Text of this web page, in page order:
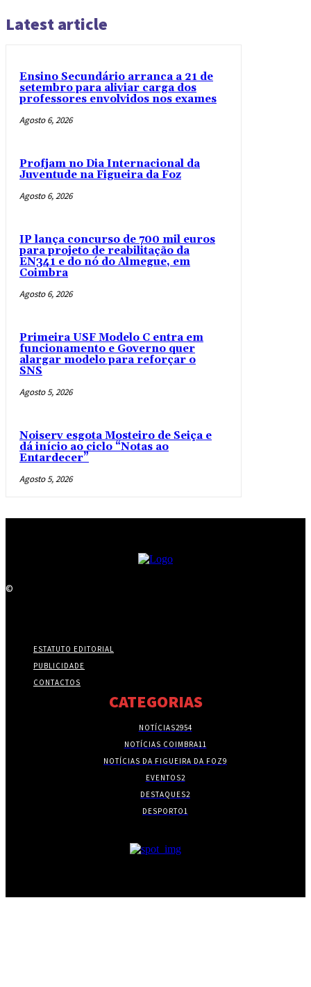
Latest article
Ensino Secundário arranca a 21 de
setembro para aliviar carga dos
professores envolvidos nos exames
Agosto 6, 2026
Profjam no Dia Internacional da
Juventude na Figueira da Foz
Agosto 6, 2026
IP lança concurso de 700 mil euros
para projeto de reabilitação da
EN341 e do nó do Almegue, em
Coimbra
Agosto 6, 2026
Primeira USF Modelo C entra em
funcionamento e Governo quer
alargar modelo para reforçar o
SNS
Agosto 5, 2026
Noiserv esgota Mosteiro de Seiça e
dá início ao ciclo “Notas ao
Entardecer”
Agosto 5, 2026
©
ESTATUTO EDITORIAL
PUBLICIDADE
CONTACTOS
CATEGORIAS
NOTÍCIAS2954
NOTÍCIAS COIMBRA11
NOTÍCIAS DA FIGUEIRA DA FOZ9
EVENTOS2
DESTAQUES2
DESPORTO1